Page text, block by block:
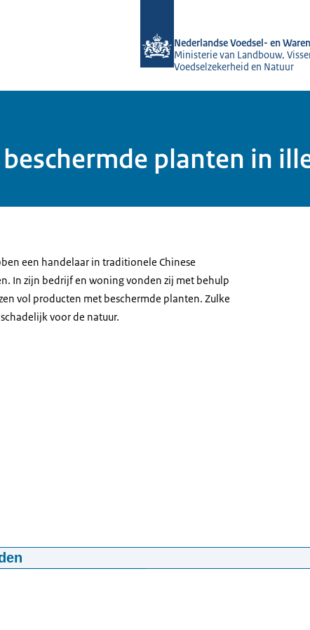
Nederlandse Voedsel- en
Ministerie van Landbouw,
Voedselzekerheid en Natuur
planten in
een handelaar in traditionele Chinese
In zijn bedrijf en woning vonden zij met behulp
vol producten met beschermde planten. Zulke
voor de natuur.